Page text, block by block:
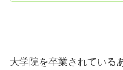
大学院を卒業されている